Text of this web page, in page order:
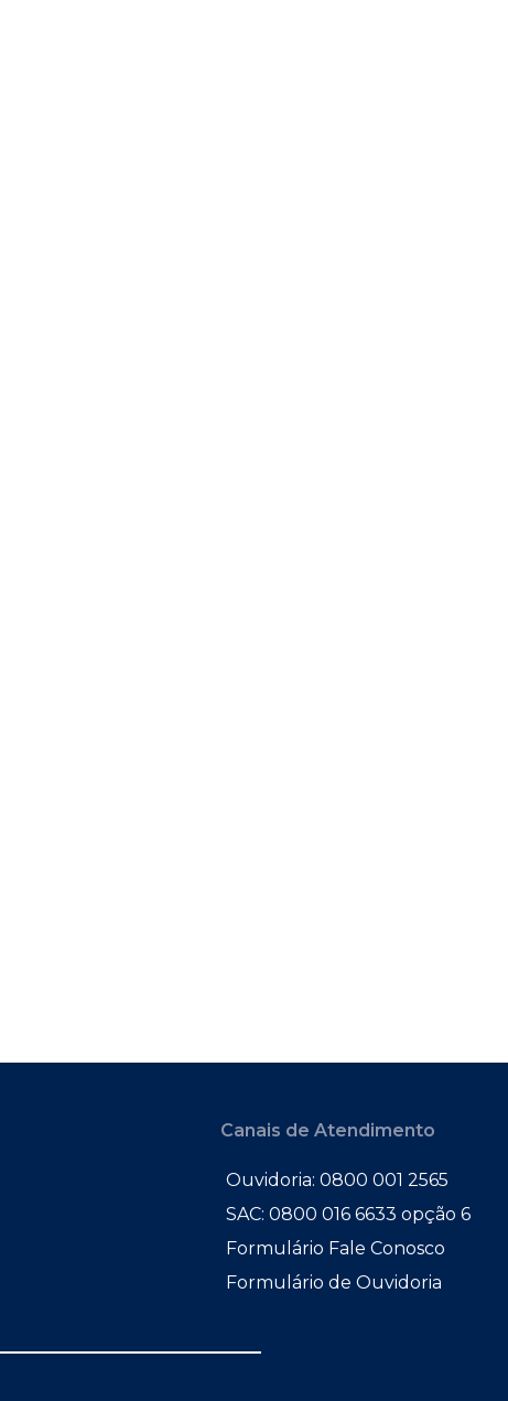
Canais de Atendimento
Ouvidoria: 0800 001 2565
SAC: 0800 016 6633 opção 6
Formulário Fale Conosco
Formulário de Ouvidoria